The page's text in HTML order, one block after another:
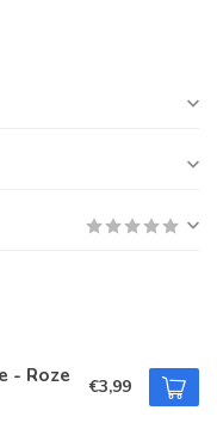
- Roze €3,99